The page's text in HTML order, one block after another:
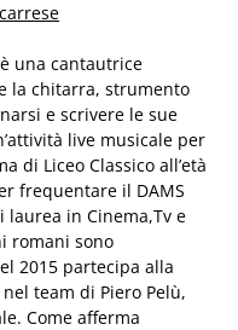
una cantautrice
la chitarra, strumento
e scrivere le sue
live musicale per
di Liceo Classico all’età
frequentare il DAMS
laurea in Cinema,Tv e
romani sono
2015 partecipa alla
nel team di Piero Pelù,
Come afferma